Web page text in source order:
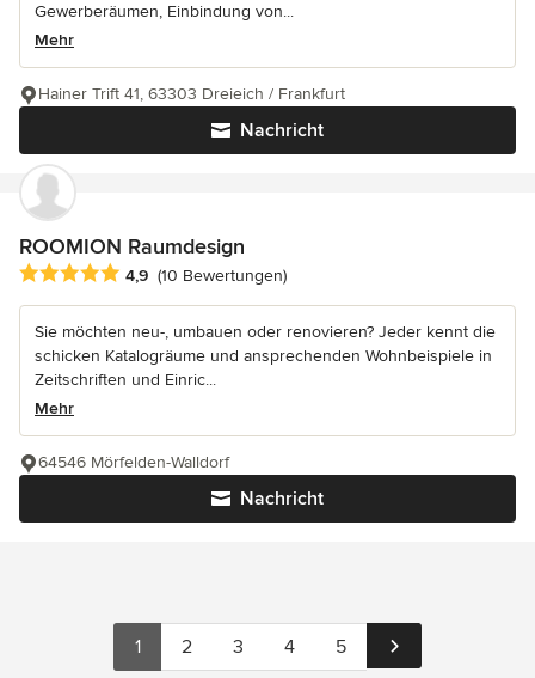
Gewerberäumen, Einbindung von...
Mehr
Nachricht
Hainer Trift 41, 63303 Dreieich / Frankfurt
ROOMION Raumdesign
Durchschnittliche Bewertung: 4.9 von 5 Sternen
4,9 (10 Bewertungen)
Sie möchten neu-, umbauen oder renovieren? Jeder kennt die
schicken Katalogräume und ansprechenden Wohnbeispiele in
Zeitschriften und Einric...
Mehr
Nachricht
64546 Mörfelden-Walldorf
1 2 3 4 5